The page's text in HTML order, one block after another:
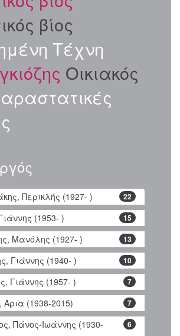
βίος
Τέχνη
Οικιακός
22
Περικλής (1927- )
15
(1953- )
13
Μανόλης (1927- )
10
Γιάννης (1940- )
7
Γιάννης (1957- )
7
Άρια (1938-2015)
6
Πάνος-Ιωάννης (1930-